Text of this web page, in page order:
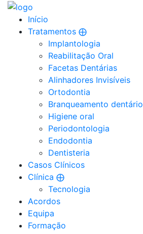
Início
Tratamentos ⨁
Implantologia
Reabilitação Oral
Facetas Dentárias
Alinhadores Invisíveis
Ortodontia
Branqueamento dentário
Higiene oral
Periodontologia
Endodontia
Dentisteria
Casos Clínicos
Clínica ⨁
Tecnologia
Acordos
Equipa
Formação